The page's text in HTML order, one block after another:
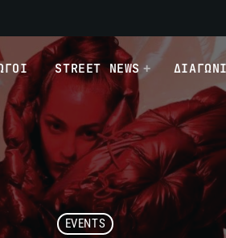
STREET NEWS
EVENTS